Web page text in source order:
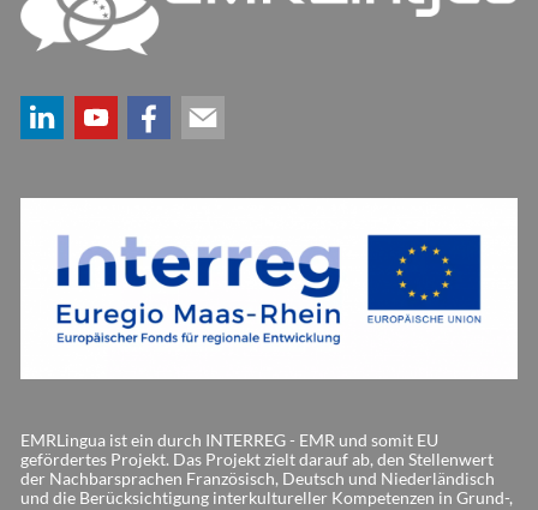
EMRLingua ist ein durch INTERREG - EMR und somit EU
gefördertes Projekt. Das Projekt zielt darauf ab, den Stellenwert
der Nachbarsprachen Französisch, Deutsch und Niederländisch
und die Berücksichtigung interkultureller Kompetenzen in Grund-,